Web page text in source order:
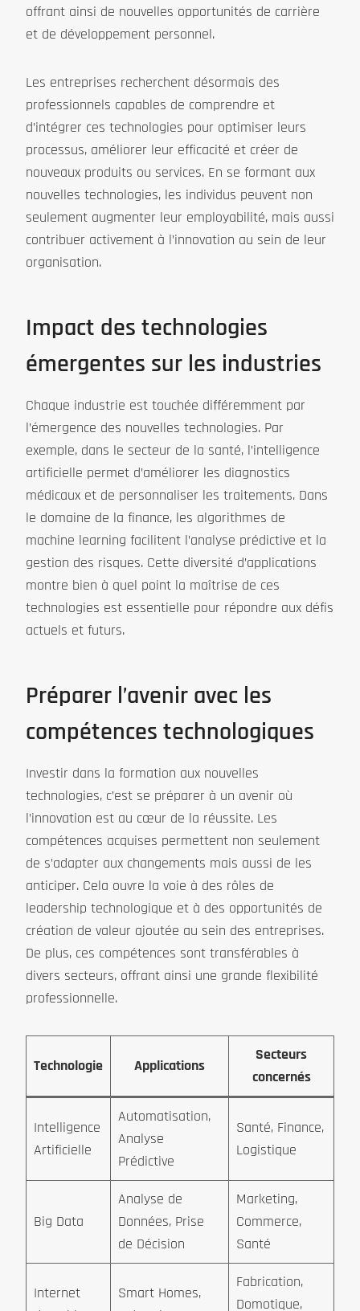
offrant ainsi de nouvelles opportunités de carrière
et de développement personnel.
Les entreprises recherchent désormais des
professionnels capables de comprendre et
d’intégrer ces technologies pour optimiser leurs
processus, améliorer leur efficacité et créer de
nouveaux produits ou services. En se formant aux
nouvelles technologies, les individus peuvent non
seulement augmenter leur employabilité, mais aussi
contribuer activement à l’innovation au sein de leur
organisation.
Impact des technologies
émergentes sur les industries
Chaque industrie est touchée différemment par
l’émergence des nouvelles technologies. Par
exemple, dans le secteur de la santé, l’intelligence
artificielle permet d’améliorer les diagnostics
médicaux et de personnaliser les traitements. Dans
le domaine de la finance, les algorithmes de
machine learning facilitent l’analyse prédictive et la
gestion des risques. Cette diversité d’applications
montre bien à quel point la maîtrise de ces
technologies est essentielle pour répondre aux défis
actuels et futurs.
Préparer l’avenir avec les
compétences technologiques
Investir dans la formation aux nouvelles
technologies, c’est se préparer à un avenir où
l’innovation est au cœur de la réussite. Les
compétences acquises permettent non seulement
de s’adapter aux changements mais aussi de les
anticiper. Cela ouvre la voie à des rôles de
leadership technologique et à des opportunités de
création de valeur ajoutée au sein des entreprises.
De plus, ces compétences sont transférables à
divers secteurs, offrant ainsi une grande flexibilité
professionnelle.
Technologie Applications
Secteurs
concernés
Intelligence
Artificielle
Automatisation,
Analyse
Prédictive
Santé, Finance,
Logistique
Big Data
Analyse de
Données, Prise
de Décision
Marketing,
Commerce,
Santé
Internet
Smart Homes,
Fabrication,
Domotique,